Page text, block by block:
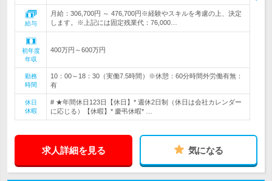
給与
月給：306,700円 ～ 476,700円※経験やスキルを考慮の上、決定
します。※上記には固定残業代：76,000…
初年度
年収
400万円～600万円
勤務
時間
10：00～18：30（実働7.5時間）※休憩：60分時間外労働有無：
有
休日
休暇
# ★年間休日123日【休日】* 週休2日制（休日は会社カレンダー
に応じる）【休暇】* 慶弔休暇* …
求人詳細を見る 気になる